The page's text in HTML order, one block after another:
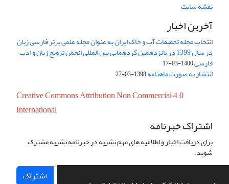
نقشه سایت
آخرین اخبار
انتخاب مجله تحقیقات آب و خاک ایران به عنوان مجله علمی برتر فارسی زبان
در سال 1399 در پانزدهمین گردهمایی بین المللی انجمن ترویج زبان و ادب
فارسی1400-03-17
انتشار به صورت ماهنامه1398-03-27
Creative Commons Attribution Non Commercial 4.0
International
اشتراک خبرنامه
برای دریافت اخبار و اطلاعیه های مهم نشریه در خبرنامه نشریه مشترک
شوید.
اشتراک